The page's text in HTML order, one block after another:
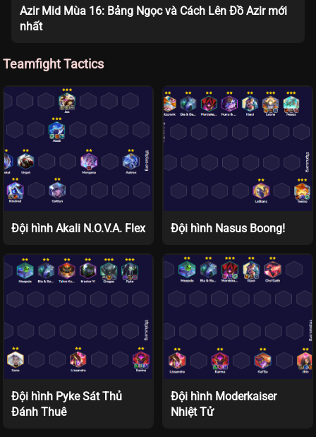
Azir Mid Mùa 16: Bảng Ngọc và Cách Lên Đồ Azir mới
nhất
Teamfight Tactics
Đội hình Akali N.O.V.A. Flex Đội hình Nasus Boong!
Đội hình Pyke Sát Thủ
Đánh Thuê
Đội hình Moderkaiser
Nhiệt Tử